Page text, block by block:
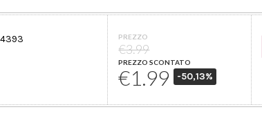
PREZZO
€3.99
PREZZO SCONTATO
€1.99 -50,13%